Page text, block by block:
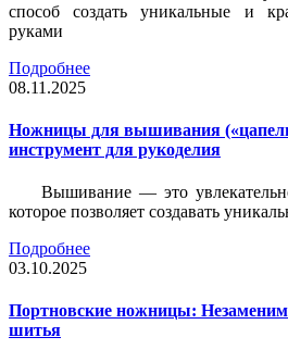
способ создать уникальные и
руками
Подробнее
08.11.2025
Ножницы для вышивания
инструмент для рукоделия
Вышивание — это
которое позволяет создавать
Подробнее
03.10.2025
Портновские ножницы:
шитья